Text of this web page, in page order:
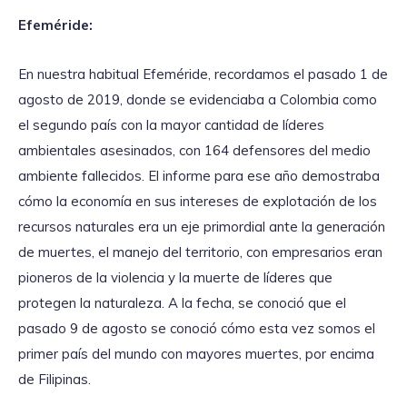
Efeméride:
En nuestra habitual Efeméride, recordamos el pasado 1 de
agosto de 2019, donde se evidenciaba a Colombia como
el segundo país con la mayor cantidad de líderes
ambientales asesinados, con 164 defensores del medio
ambiente fallecidos. El informe para ese año demostraba
cómo la economía en sus intereses de explotación de los
recursos naturales era un eje primordial ante la generación
de muertes, el manejo del territorio, con empresarios eran
pioneros de la violencia y la muerte de líderes que
protegen la naturaleza. A la fecha, se conoció que el
pasado 9 de agosto se conoció cómo esta vez somos el
primer país del mundo con mayores muertes, por encima
de Filipinas.